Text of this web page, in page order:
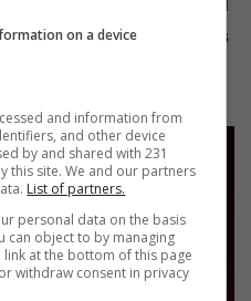
م٥ - الحلقة ٨ | الموسم ٥15:30 | 2026-08-06
on a device
and information from
and other device
by and shared with 231
this site. We and our partners
List of partners.
personal data on the basis
can object to by managing
at the bottom of this page
withdraw consent in privacy